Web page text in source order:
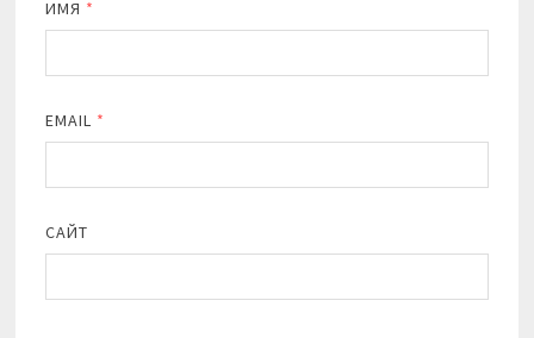
ИМЯ *
EMAIL *
САЙТ